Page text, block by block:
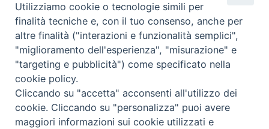
Contatti:Tel.: 06.93268401 - Fax.: 06.9323844
E-mail:curia@diocesidialbano.it
Orari: dal Lunedì al Venerdì Ore: 9:00 - 13:00
Lunedì, Mercoledì e Venerdì, Ore 9:30 - 12:30
Utilizziamo cookie o tecnologie simili per
finalità tecniche e, con il tuo consenso, anche per
altre finalità ("interazioni e funzionalità semplici",
"miglioramento dell'esperienza", "misurazione" e
"targeting e pubblicità") come specificato nella
cookie policy.
Cliccando su "accetta" acconsenti all'utilizzo dei
cookie. Cliccando su "personalizza" puoi avere
maggiori informazioni sui cookie utilizzati e